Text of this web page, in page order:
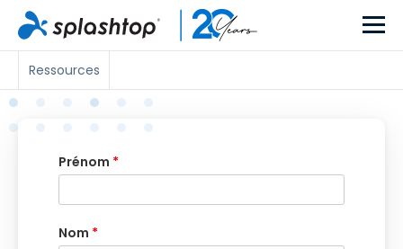
Ressources
Prénom *
Nom *